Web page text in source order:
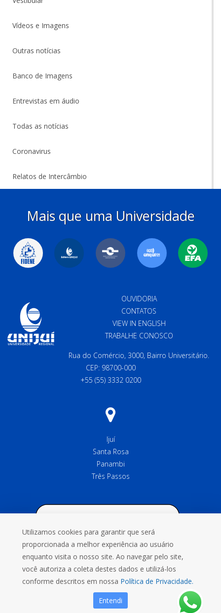
Vídeos e Imagens
Outras notícias
Banco de Imagens
Entrevistas em áudio
Todas as notícias
Coronavirus
Relatos de Intercâmbio
Mais que uma Universidade
OUVIDORIA
CONTATOS
VIEW IN ENGLISH
TRABALHE CONOSCO
Rua do Comércio, 3000, Bairro Universitário.
CEP: 98700-000
+55 (55) 3332 0200
Ijuí
Santa Rosa
Panambi
Três Passos
Utilizamos cookies para garantir que será
proporcionada a melhor experiência ao usuário
enquanto visita o nosso site. Ao navegar pelo site,
você autoriza a coleta destes dados e utilizá-los
conforme descritos em nossa Política de Privacidade.
Entendi